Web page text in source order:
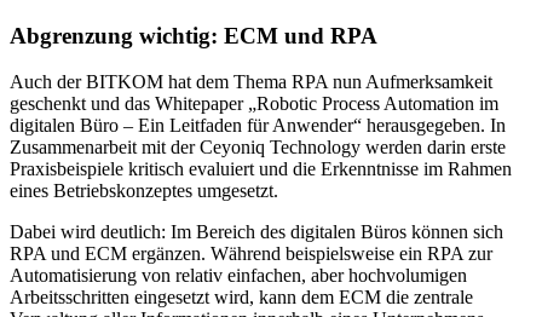
Abgrenzung wichtig: ECM und RPA
Auch der BITKOM hat dem Thema RPA nun Aufmerksamkeit
geschenkt und das Whitepaper „Robotic Process Automation im
digitalen Büro – Ein Leitfaden für Anwender“ herausgegeben. In
Zusammenarbeit mit der Ceyoniq Technology werden darin erste
Praxisbeispiele kritisch evaluiert und die Erkenntnisse im Rahmen
eines Betriebskonzeptes umgesetzt.
Dabei wird deutlich: Im Bereich des digitalen Büros können sich
RPA und ECM ergänzen. Während beispielsweise ein RPA zur
Automatisierung von relativ einfachen, aber hochvolumigen
Arbeitsschritten eingesetzt wird, kann dem ECM die zentrale